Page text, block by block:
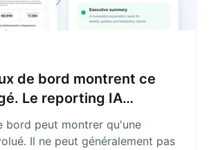
de bord montrent ce
Le reporting IA
bord peut montrer qu'une
Il ne peut généralement pas